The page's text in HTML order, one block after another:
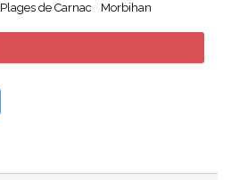
Plages de Carnac
Morbihan